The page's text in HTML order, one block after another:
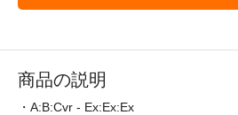
商品の説明
・A:B:Cvr - Ex:Ex:Ex